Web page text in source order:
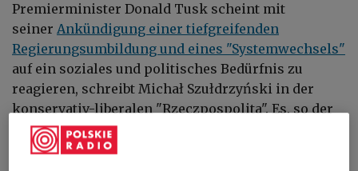
Premierminister Donald Tusk scheint mit
seiner Ankündigung einer tiefgreifenden
Regierungsumbildung und eines "Systemwechsels"
auf ein soziales und politisches Bedürfnis zu
reagieren, schreibt Michał Szułdrzyński in der
konservativ-liberalen "Rzeczpospolita". Es, so der
Autor, sei jedoch ein Fehler anzunehmen, dass die
Größe der Regierung das Hauptproblem sei. Wenn